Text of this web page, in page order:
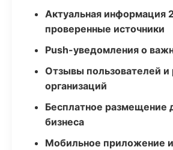
Актуальная информация
проверенные источники
Push-уведомления о
Отзывы пользователей и
организаций
Бесплатное размещение
бизнеса
Мобильное приложение